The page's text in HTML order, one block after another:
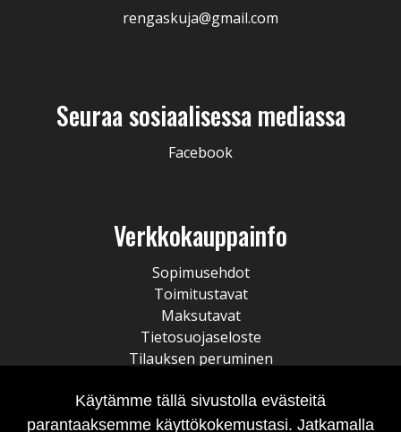
rengaskuja@gmail.com
Seuraa sosiaalisessa mediassa
Facebook
Verkkokauppainfo
Sopimusehdot
Toimitustavat
Maksutavat
Tietosuojaseloste
Tilauksen peruminen
Käytämme tällä sivustolla evästeitä
parantaaksemme käyttökokemustasi. Jatkamalla